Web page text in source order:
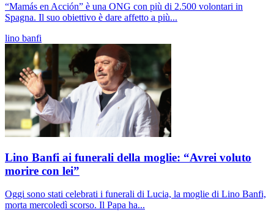
“Mamás en Acción” è una ONG con più di 2.500 volontari in
Spagna. Il suo obiettivo è dare affetto a più...
lino banfi
Lino Banfi ai funerali della moglie: “Avrei voluto
morire con lei”
Oggi sono stati celebrati i funerali di Lucia, la moglie di Lino Banfi,
morta mercoledì scorso. Il Papa ha...